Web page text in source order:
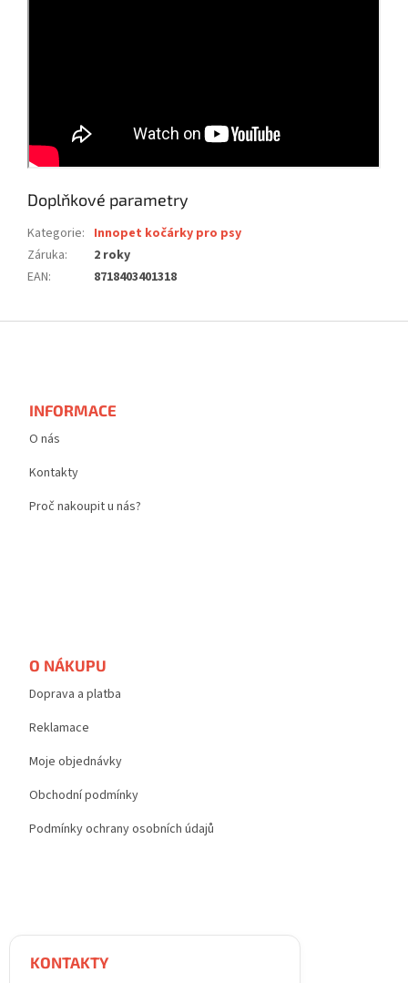
Doplňkové parametry
Kategorie: Innopet kočárky pro psy
Záruka:
2 roky
EAN: 8718403401318
INFORMACE
O nás
Kontakty
Proč nakoupit u nás?
O NÁKUPU
Doprava a platba
Reklamace
Moje objednávky
Obchodní podmínky
Podmínky ochrany osobních údajů
KONTAKTY